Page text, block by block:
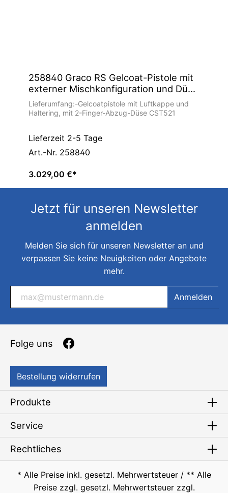
258840 Graco RS Gelcoat-Pistole mit
externer Mischkonfiguration und Düse
- Gelcoatpistole
Lieferumfang:-Gelcoatpistole mit Luftkappe und
Haltering, mit 2-Finger-Abzug-Düse CST521
Lieferzeit 2-5 Tage
Art.-Nr. 258840
3.029,00 €*
Jetzt für unseren Newsletter
anmelden
Melden Sie sich für unseren Newsletter an und
verpassen Sie keine Neuigkeiten oder Angebote
mehr.
Anmelden
Folge uns
Bestellung widerrufen
Produkte
Service
Rechtliches
* Alle Preise inkl. gesetzl. Mehrwertsteuer / ** Alle
Preise zzgl. gesetzl. Mehrwertsteuer zzgl.